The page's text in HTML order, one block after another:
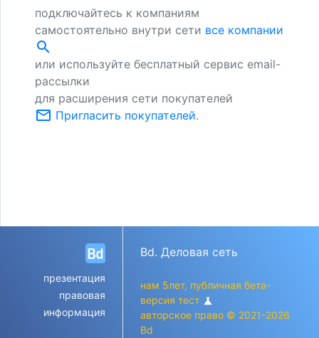
подключайтесь к компаниям
самостоятельно внутри сети все компании
search
или используйте бесплатный сервис email-
рассылки
для расширения сети покупателей
mail_outline Пригласить покупателей.
презентация
правовая
информация
Bd. Деловая сеть
нам 5лет, публичная бета-
версия тест science
авторское право © 2021-2026
Bd